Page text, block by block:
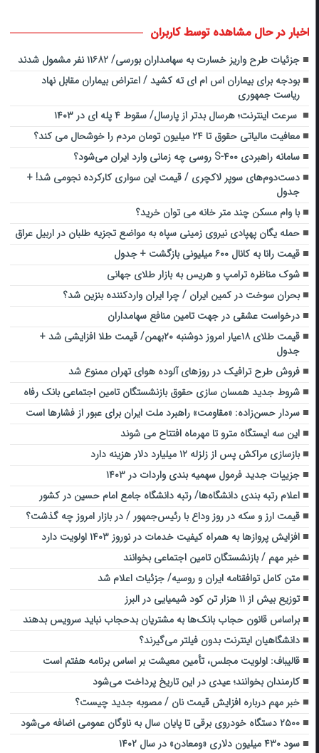
اخبار در حال مشاهده توسط کاربران
جزئیات طرح واریز خسارت به سهامداران بورسی/ ۱۱۶۸۲ نفر مشمول شدند
بودجه برای بیماران اس ام ای ته کشید / اعتراض بیماران مقابل نهاد
ریاست جمهوری
سرعت اینترنت؛ هرسال بدتر از پارسال/ سقوط ۴ پله ای در ۱۴۰۳
معافیت مالیاتی حقوق تا ۲۴ میلیون تومان مردم را خوشحال می کند؟
سامانه راهبردی S-۴۰۰ روسی چه زمانی وارد ایران می‌شود؟
دست‌دوم‌های سوپر لاکچری / قیمت این سواری کارکرده نجومی شد! +
جدول
با وام مسکن چند متر خانه می توان خرید؟
حمله‌ یگان پهپادی نیروی زمینی سپاه به مواضع تجزیه طلبان در اربیل عراق
قیمت رانا به کانال ۶۰۰ میلیونی بازگشت + جدول
شوک مناظره ترامپ و هریس به بازار طلای جهانی
بحران سوخت در کمین ایران / چرا ایران واردکننده بنزین شد؟
درخواست عشقی در جهت تامین منافع سهامداران
قیمت طلای ۱۸عیار امروز دوشنبه ۲۰بهمن/ قیمت طلا افزایشی شد +
جدول
فروش طرح ترافیک در روزهای آلوده هوای تهران ممنوع شد
شروط جدید همسان سازی حقوق بازنشستگان تامین اجتماعی بانک رفاه
سردار حسن‌زاده: «مقاومت» راهبرد ملت ایران برای عبور از فشارها است
این سه ایستگاه مترو تا مهرماه افتتاح می شوند
بازسازی مراکش پس از زلزله ۱۲ میلیارد دلار هزینه دارد
جزییات جدید فرمول سهمیه بندی واردات در ۱۴۰۳
اعلام رتبه بندی دانشگاه‌ها/ رتبه دانشگاه جامع امام حسین در کشور
قیمت ارز و سکه در روز وداع با رئیس‌جمهور / در بازار امروز چه گذشت؟
افزایش پروازها به همراه کیفیت خدمات در نوروز ۱۴۰۳ اولویت دارد
خبر مهم / بازنشستگان تامین اجتماعی بخوانند
متن کامل توافقنامه ایران و روسیه/ جزئیات اعلام شد
توزیع بیش از ۱۱ هزار تن کود شیمیایی در البرز
براساس قانون حجاب بانک‌ها به مشتریان بدحجاب نباید سرویس بدهند
دانشگاهیان اینترنت بدون فیلتر می‌گیرند؟
قالیباف: اولویت مجلس، تأمین معیشت بر اساس برنامه هفتم است
کارمندان بخوانند؛ عیدی در این تاریخ پرداخت می‌شود
خبر مهم درباره افزایش قیمت نان / مصوبه جدید چیست؟
۲۵۰۰ دستگاه خودروی برقی تا پایان سال به ناوگان عمومی اضافه می‌شود
سود ۴۳۰ میلیون دلاری «ومعادن» در سال ۱۴۰۲